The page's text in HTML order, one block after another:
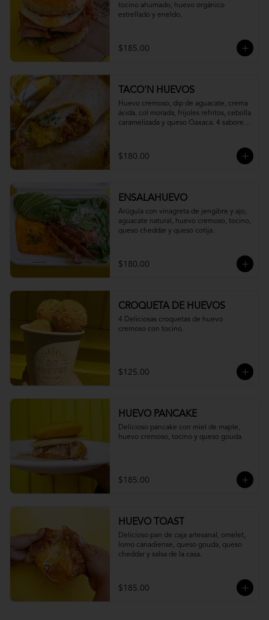
tocino ahumado, huevo orgánico
estrellado y eneldo.
$185.00
TACO'N HUEVOS
Huevo cremoso, dip de aguacate, crema
ácida, col morada, frijoles refritos, cebolla
caramelizada y queso Oaxaca. 4 sabores
$180.00
ENSALAHUEVO
Arúgula con vinagreta de jengibre y ajo,
aguacate natural, huevo cremoso, tocino,
queso cheddar y queso cotija.
$180.00
CROQUETA DE HUEVOS
4 Deliciosas croquetas de huevo
cremoso con tocino.
$125.00
HUEVO PANCAKE
Delicioso pancake con miel de maple,
huevo cremoso, tocino y queso gouda.
$185.00
HUEVO TOAST
Delicioso pan de caja artesanal, omelet,
lomo canadiense, queso gouda, queso
cheddar y salsa de la casa.
$185.00